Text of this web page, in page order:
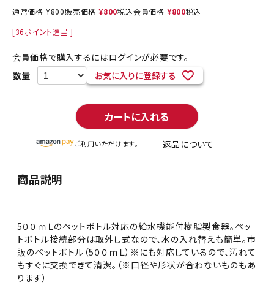
通常価格 ¥800販売価格 ¥800税込会員価格 ¥800税込
[36ポイント進呈 ]
会員価格で購入するにはログインが必要です。
お気に入りに登録する
カートに入れる
ご利用いただけます。 返品について
商品説明
5００ｍＬのペットボトル対応の給水機能付樹脂製食器。ペッ
トボトル接続部分は取外し式なので、水の入れ替えも簡単。市
販のペットボトル（5００ｍＬ）※にも対応しているので、汚れて
もすぐに交換できて清潔。（※口径や形状が合わないものもあ
ります）